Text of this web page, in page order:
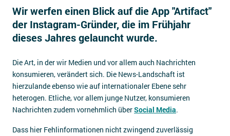
Impressum
Kontakt
Wir werfen einen Blick auf die App "Artifact"
der Instagram-Gründer, die im Frühjahr
dieses Jahres gelauncht wurde.
Die Art, in der wir Medien und vor allem auch Nachrichten
konsumieren, verändert sich. Die News-Landschaft ist
hierzulande ebenso wie auf internationaler Ebene sehr
heterogen. Etliche, vor allem junge Nutzer, konsumieren
Nachrichten zudem vornehmlich überSocial Media.
Dass hier Fehlinformationen nicht zwingend zuverlässig